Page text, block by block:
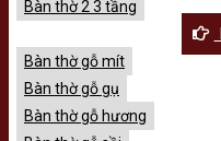
Bàn thờ 2 3 tầng
Bàn thờ gỗ mít
Bàn thờ gỗ gụ
Bàn thờ gỗ hương